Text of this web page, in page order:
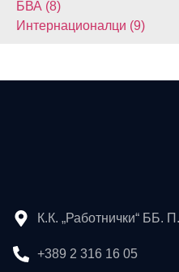
БВА (8)
Интернационалци (9)
К.К. „Работнички“ ББ.
+389 2 316 16 05